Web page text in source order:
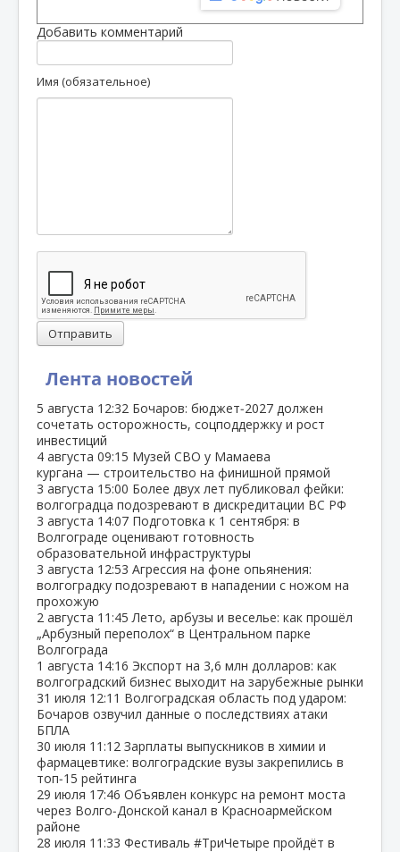
Лента новостей
5 августа 12:32 Бочаров: бюджет‑2027 должен
сочетать осторожность, соцподдержку и рост
инвестиций
4 августа 09:15 Музей СВО у Мамаева
кургана — строительство на финишной прямой
3 августа 15:00 Более двух лет публиковал фейки:
волгоградца подозревают в дискредитации ВС РФ
3 августа 14:07 Подготовка к 1 сентября: в
Волгограде оценивают готовность
образовательной инфраструктуры
3 августа 12:53 Агрессия на фоне опьянения:
волгоградку подозревают в нападении с ножом на
прохожую
2 августа 11:45 Лето, арбузы и веселье: как прошёл
„Арбузный переполох“ в Центральном парке
Волгограда
1 августа 14:16 Экспорт на 3,6 млн долларов: как
волгоградский бизнес выходит на зарубежные рынки
31 июля 12:11 Волгоградская область под ударом:
Бочаров озвучил данные о последствиях атаки
БПЛА
30 июля 11:12 Зарплаты выпускников в химии и
фармацевтике: волгоградские вузы закрепились в
топ‑15 рейтинга
29 июля 17:46 Объявлен конкурс на ремонт моста
через Волго‑Донской канал в Красноармейском
районе
28 июля 11:33 Фестиваль #ТриЧетыре пройдёт в
Добавить комментарий
Имя (обязательное)
Отправить